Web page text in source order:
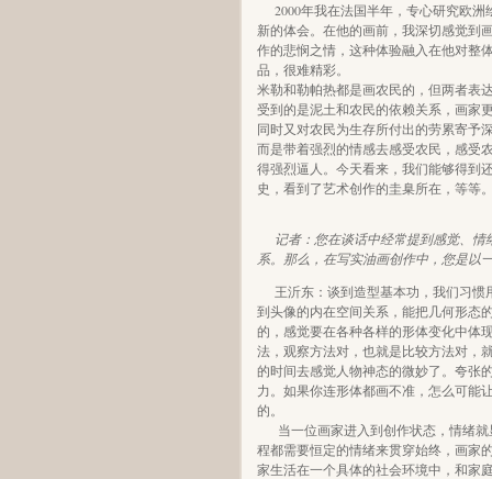
2000年我在法国半年，专心研究欧
新的体会。在他的画前，我深切感觉到
作的悲悯之情，这种体验融入在他对整
品，很难精彩。
米勒和勒帕热都是画农民的，但两者表
受到的是泥土和农民的依赖关系，画家
同时又对农民为生存所付出的劳累寄予
而是带着强烈的情感去感受农民，感受
得强烈逼人。今天看来，我们能够得到
史，看到了艺术创作的圭臬所在，等等
记者：您在谈话中经常提到感觉、
系。那么，在写实油画创作中，您是以
王沂东：谈到造型基本功，我们习
到头像的内在空间关系，能把几何形态
的，感觉要在各种各样的形体变化中体
法，观察方法对，也就是比较方法对，
的时间去感觉人物神态的微妙了。夸张
力。如果你连形体都画不准，怎么可能
的。
当一位画家进入到创作状态，情绪
程都需要恒定的情绪来贯穿始终，画家
家生活在一个具体的社会环境中，和家